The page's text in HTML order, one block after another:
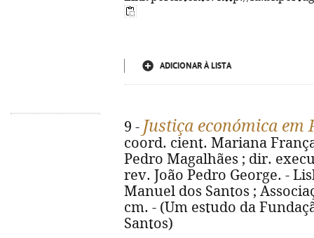
ADICIONAR À LISTA
9 - Justiça económica em
coord. cient. Mariana
Pedro Magalhães ; dir.
rev. João Pedro George. -
Manuel dos Santos ;
cm. - (Um estudo da
Santos)